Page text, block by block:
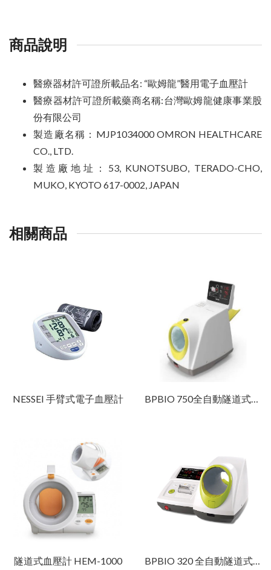
商品說明
醫療器材許可證所載品名: “歐姆龍”醫用電子血壓計
醫療器材許可證所載藥商名稱:台灣歐姆龍健康事業股
份有限公司
製造廠名稱：MJP1034000 OMRON HEALTHCARE
CO., LTD.
製造廠地址：53, KUNOTSUBO, TERADO-CHO,
MUKO, KYOTO 617-0002, JAPAN
相關商品
NESSEI 手臂式電子血壓計 BPBIO 750全自動隧道式血壓計
隧道式血壓計 HEM-1000 BPBIO 320 全自動隧道式血壓計